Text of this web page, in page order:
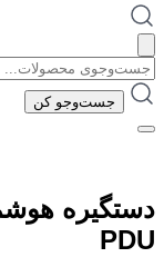
جست‌و‌جو
برای:
جست‌و‌جو کن
PDU